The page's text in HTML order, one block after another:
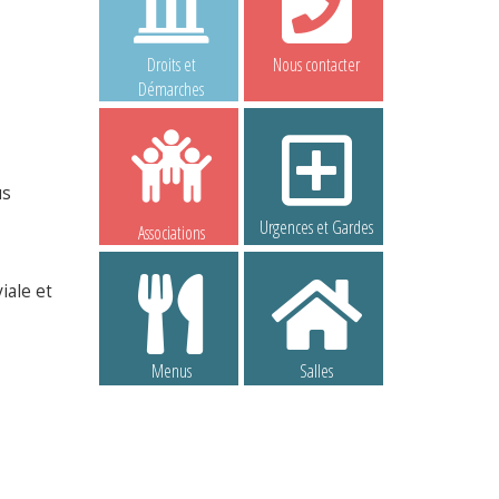
et
Droits et
Démarches
Nous contacter
Associations Urgences et Gardes
Menus Salles